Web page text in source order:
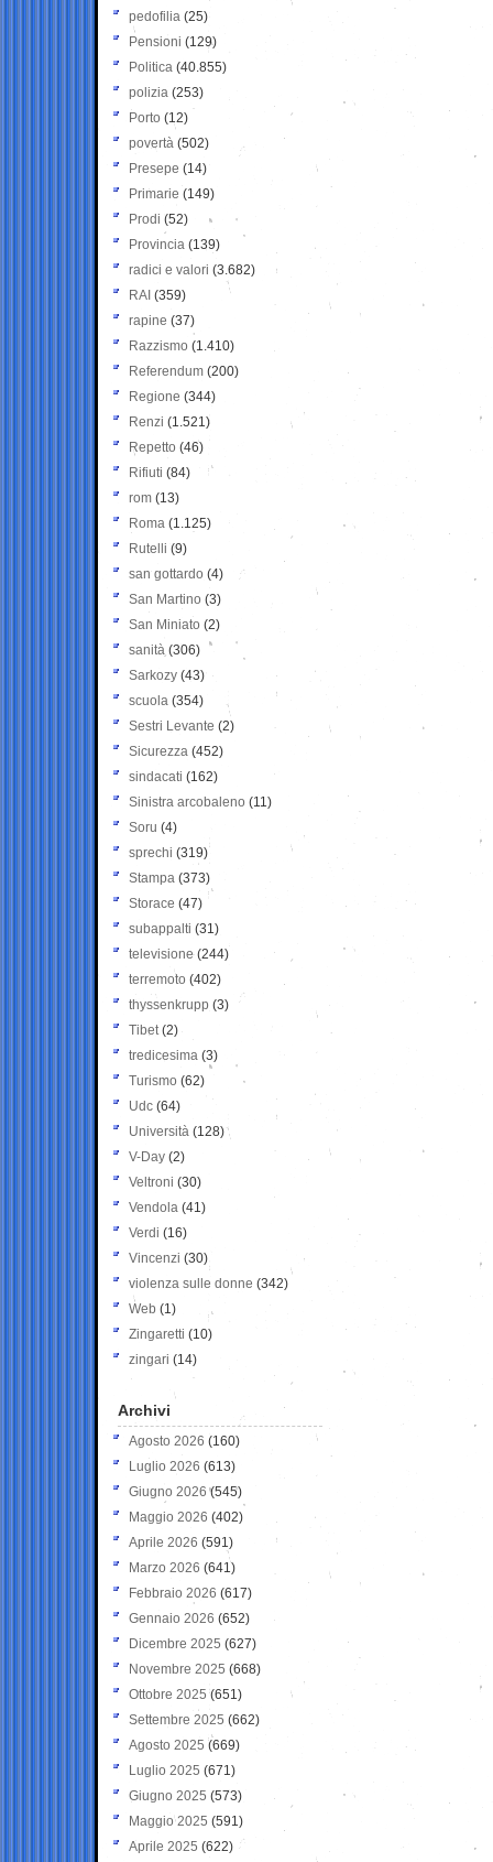
pedofilia (25)
Pensioni (129)
Politica (40.855)
polizia (253)
Porto (12)
povertà (502)
Presepe (14)
Primarie (149)
Prodi (52)
Provincia (139)
radici e valori (3.682)
RAI (359)
rapine (37)
Razzismo (1.410)
Referendum (200)
Regione (344)
Renzi (1.521)
Repetto (46)
Rifiuti (84)
rom (13)
Roma (1.125)
Rutelli (9)
san gottardo (4)
San Martino (3)
San Miniato (2)
sanità (306)
Sarkozy (43)
scuola (354)
Sestri Levante (2)
Sicurezza (452)
sindacati (162)
Sinistra arcobaleno (11)
Soru (4)
sprechi (319)
Stampa (373)
Storace (47)
subappalti (31)
televisione(244)
terremoto (402)
thyssenkrupp (3)
Tibet(2)
tredicesima (3)
Turismo (62)
Udc (64)
Università (128)
V-Day (2)
Veltroni (30)
Vendola (41)
Verdi (16)
Vincenzi (30)
violenza sulle donne (342)
Web (1)
Zingaretti (10)
zingari (14)
Archivi
Agosto 2026 (160)
Luglio 2026 (613)
Giugno 2026 (545)
Maggio 2026 (402)
Aprile 2026 (591)
Marzo 2026 (641)
Febbraio 2026 (617)
Gennaio 2026 (652)
Dicembre 2025 (627)
Novembre 2025 (668)
Ottobre 2025 (651)
Settembre 2025 (662)
Agosto 2025 (669)
Luglio 2025 (671)
Giugno 2025 (573)
Maggio 2025 (591)
Aprile 2025 (622)